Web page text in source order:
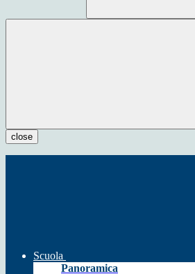
close
Scuola
Panoramica